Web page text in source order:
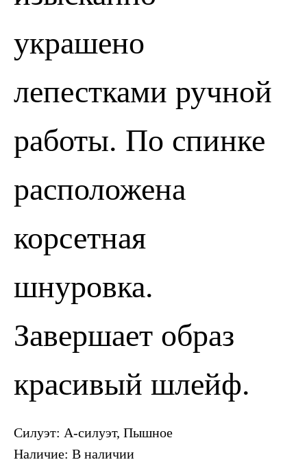
украшено
лепестками ручной
работы. По спинке
расположена
корсетная
шнуровка.
Завершает образ
красивый шлейф.
Силуэт: А-силуэт, Пышное
Наличие: В наличии